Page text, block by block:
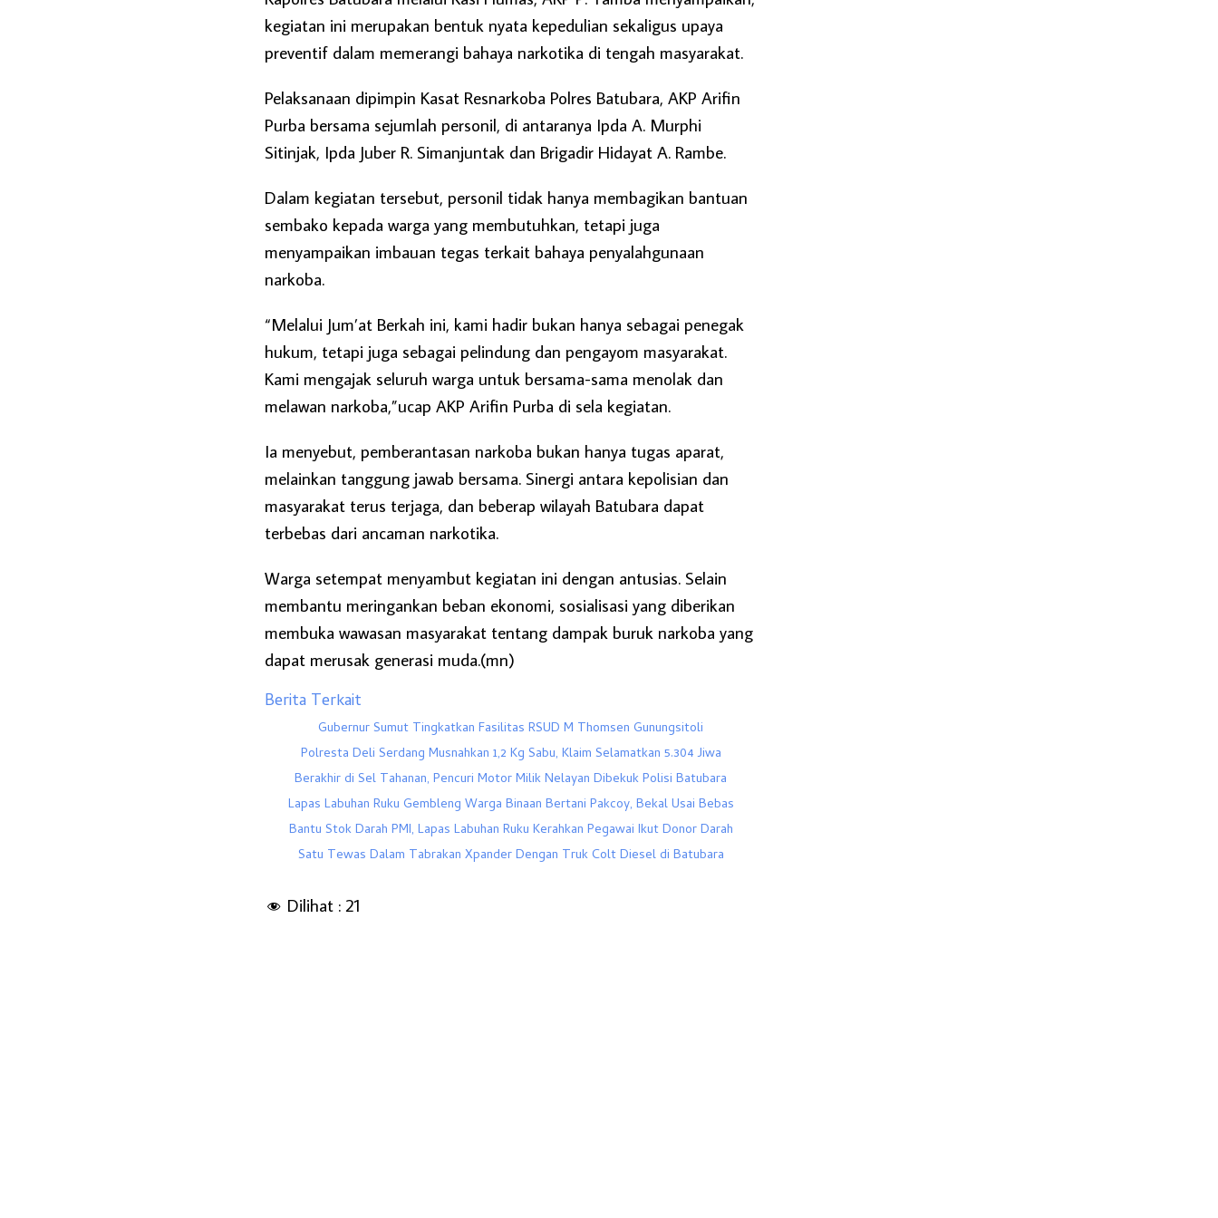
kegiatan ini merupakan bentuk nyata kepedulian sekaligus upaya
preventif dalam memerangi bahaya narkotika di tengah masyarakat.
Pelaksanaan dipimpin Kasat Resnarkoba Polres Batubara, AKP Arifin
Purba bersama sejumlah personil, di antaranya Ipda A. Murphi
Sitinjak, Ipda Juber R. Simanjuntak dan Brigadir Hidayat A. Rambe.
Dalam kegiatan tersebut, personil tidak hanya membagikan bantuan
sembako kepada warga yang membutuhkan, tetapi juga
menyampaikan imbauan tegas terkait bahaya penyalahgunaan
narkoba.
“Melalui Jum’at Berkah ini, kami hadir bukan hanya sebagai penegak
hukum, tetapi juga sebagai pelindung dan pengayom masyarakat.
Kami mengajak seluruh warga untuk bersama-sama menolak dan
melawan narkoba,”ucap AKP Arifin Purba di sela kegiatan.
Ia menyebut, pemberantasan narkoba bukan hanya tugas aparat,
melainkan tanggung jawab bersama. Sinergi antara kepolisian dan
masyarakat terus terjaga, dan beberap wilayah Batubara dapat
terbebas dari ancaman narkotika.
Warga setempat menyambut kegiatan ini dengan antusias. Selain
membantu meringankan beban ekonomi, sosialisasi yang diberikan
membuka wawasan masyarakat tentang dampak buruk narkoba yang
dapat merusak generasi muda.(mn)
Berita Terkait
Gubernur Sumut Tingkatkan Fasilitas RSUD M Thomsen Gunungsitoli
Polresta Deli Serdang Musnahkan 1,2 Kg Sabu, Klaim Selamatkan 5.304 Jiwa
Berakhir di Sel Tahanan, Pencuri Motor Milik Nelayan Dibekuk Polisi Batubara
Lapas Labuhan Ruku Gembleng Warga Binaan Bertani Pakcoy, Bekal Usai Bebas
Bantu Stok Darah PMI, Lapas Labuhan Ruku Kerahkan Pegawai Ikut Donor Darah
Satu Tewas Dalam Tabrakan Xpander Dengan Truk Colt Diesel di Batubara
Dilihat : 21